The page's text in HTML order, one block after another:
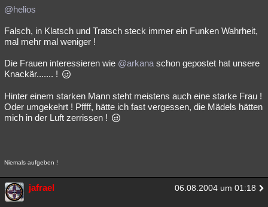
@helios
Falsch, in Klatsch und Tratsch steck immer ein Funken Wahrheit,
mal mehr mal weniger !
Die Frauen interessieren wie @arkana schon gepostet hat unsere
Knackär....... !
Hinter einem starken Mann steht meistens auch eine starke Frau !
Oder umgekehrt ! Pffff, hätte ich fast vergessen, die Mädels hätten
mich in der Luft zerrissen !
Niemals aufgeben !
jafrael 06.08.2004 um 01:18